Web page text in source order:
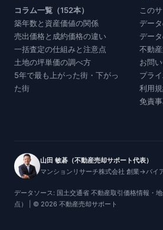
コラム一覧（152本）
築年数と資産価値の関係
売出価格と成約価格の違い
一括査定の仕組みと注意点
土地の坪単価の調べ方
5年で最も上がった街・下がっ
た街
この
デー
デー
不動
お問
プラ
利用
免責
山田 敏碁（不動産売却サポート代表）
マンションリサーチ株式会社 創業→バイ
データソース: 国土交通省 不動産取引価格情報・
点） | © 2026 不動産売却サポート